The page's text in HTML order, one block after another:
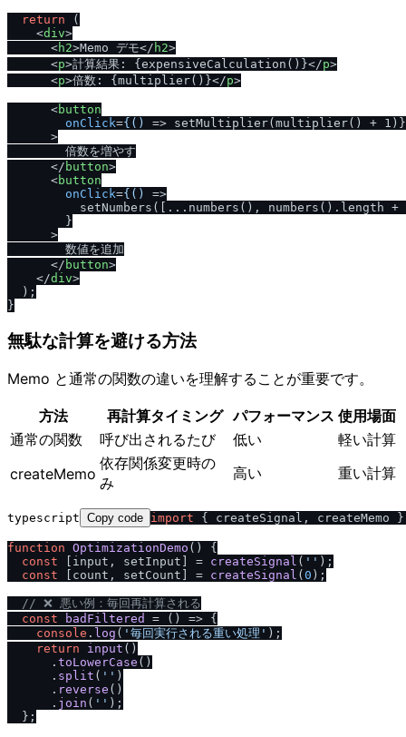
return (
<div>
<h2>Memo デモ</ h2>
<p>計算結果: {expensiveCalculation()}</p>
<p>倍数: {multiplier()}</p>
<button
onClick={() => setMultiplier(multiplier() + 1)}
      >
        倍数を増やす
</ button>
<button
onClick={()
=>
setNumbers([...numbers(), numbers().length +
        }
      >
        数値を追加
</ button>
</div>
  );
無駄な計算を避ける方法
Memo と通常の関数の違いを理解することが重要です。
方法 再計算タイミング パフォーマンス 使用場面
通常の関数
呼び出されるたび 低い
軽い計算
createMemo
依存関係変更時の
み
高い 重い計算
typescript Copy code import { createSignal, createMemo
function OptimizationDemo ( ) {
const [input, setInput] = createSignal ( '' );
const [count, setCount] = createSignal ( 0 );
// ❌ 悪い例：毎回再計算される
const
badFiltered = ( ) => {
console . log ( '毎回実行される重い処理' );
return
input ()
      .
toLowerCase ()
      .
split ( '' )
      .
reverse ()
      .
join ( '' );
  };